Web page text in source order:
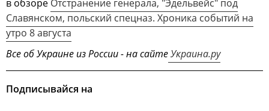
в обзоре Отстранение генерала, "Эдельвейс" под
Славянском, польский спецназ. Хроника событий на
утро 8 августа
Все об Украине из России - на сайтеУкраина.ру
Подписывайся на